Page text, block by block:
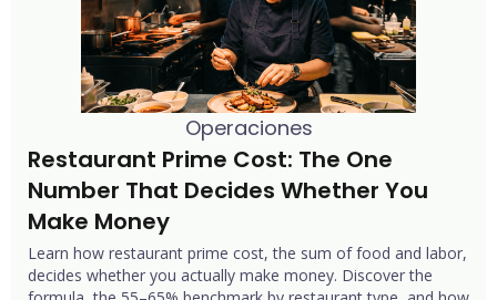
Operaciones
Restaurant Prime Cost: The One
Number That Decides Whether You
Make Money
Learn how restaurant prime cost, the sum of food and labor,
decides whether you actually make money. Discover the